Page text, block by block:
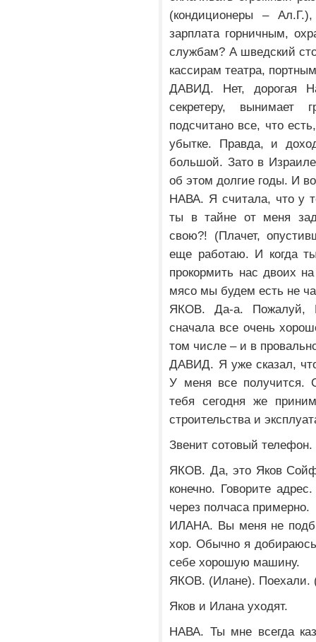
(кондиционеры –
зарплата горничным,
службам? А шведский
кассирам театра,
ДАВИД. Нет, дорогая
секретеру, вынимает
подсчитано все, что
убытке. Правда, и
большой. Зато в
об этом долгие годы. И
НАВА. Я считала, что у
ты в тайне от меня
свою?! (Плачет,
еще работаю. И когда
прокормить нас двоих
мясо мы будем есть не
ЯКОВ. Да-а. Пожалуй,
сначала все очень
том числе – и в
ДАВИД. Я уже сказал,
У меня все получится.
тебя сегодня же
строительства и
Звенит сотовый телефон.
ЯКОВ. Да, это Яков
конечно. Говорите
через полчаса примерно.
ИЛАНА. Вы меня не
хор. Обычно я
себе хорошую машину.
ЯКОВ. (Илане). Поехали.
Яков и Илана уходят.
НАВА. Ты мне всегда